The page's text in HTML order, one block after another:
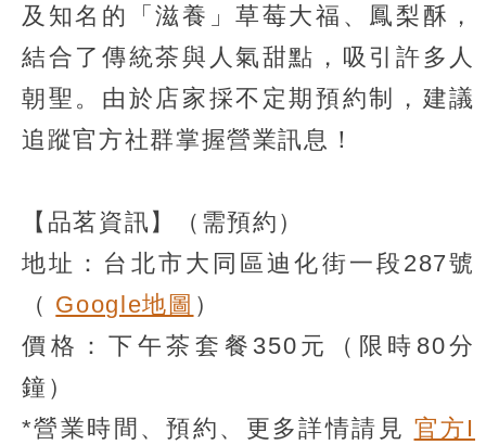
及知名的「滋養」草莓大福、鳳梨酥，
結合了傳統茶與人氣甜點，吸引許多人
朝聖。由於店家採不定期預約制，建議
追蹤官方社群掌握營業訊息！
【品茗資訊】（需預約）
地址：台北市大同區迪化街一段287號
（ Google地圖 ）
價格：下午茶套餐350元（限時80分
鐘）
*營業時間、預約、更多詳情請見 官方I